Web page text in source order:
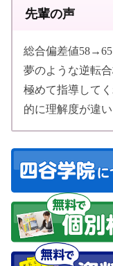
先輩の声
総合偏差値
夢のような逆転
極めて指導して
的に理解度が違い